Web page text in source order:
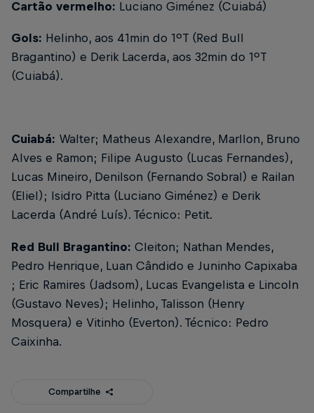
Cartão vermelho: Luciano Giménez (Cuiabá)
Gols: Helinho, aos 41min do 1ºT (Red Bull
Bragantino) e Derik Lacerda, aos 32min do 1ºT
(Cuiabá).
Cuiabá: Walter; Matheus Alexandre, Marllon, Bruno
Alves e Ramon; Filipe Augusto (Lucas Fernandes),
Lucas Mineiro, Denilson (Fernando Sobral) e Railan
(Eliel); Isidro Pitta (Luciano Giménez) e Derik
Lacerda (André Luís). Técnico: Petit.
Red Bull Bragantino: Cleiton; Nathan Mendes,
Pedro Henrique, Luan Cândido e Juninho Capixaba
; Eric Ramires (Jadsom), Lucas Evangelista e Lincoln
(Gustavo Neves); Helinho, Talisson (Henry
Mosquera) e Vitinho (Everton). Técnico: Pedro
Caixinha.
Compartilhe